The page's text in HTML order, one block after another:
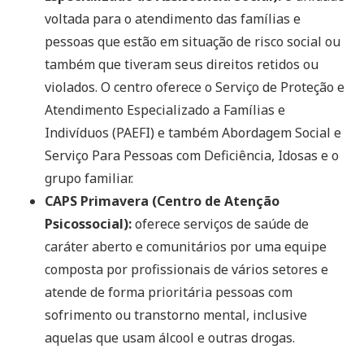
voltada para o atendimento das famílias e
pessoas que estão em situação de risco social ou
também que tiveram seus direitos retidos ou
violados. O centro oferece o Serviço de Proteção e
Atendimento Especializado a Famílias e
Indivíduos (PAEFI) e também Abordagem Social e
Serviço Para Pessoas com Deficiência, Idosas e o
grupo familiar.
CAPS Primavera (Centro de Atenção
Psicossocial):oferece serviços de saúde de
caráter aberto e comunitários por uma equipe
composta por profissionais de vários setores e
atende de forma prioritária pessoas com
sofrimento ou transtorno mental, inclusive
aquelas que usam álcool e outras drogas.